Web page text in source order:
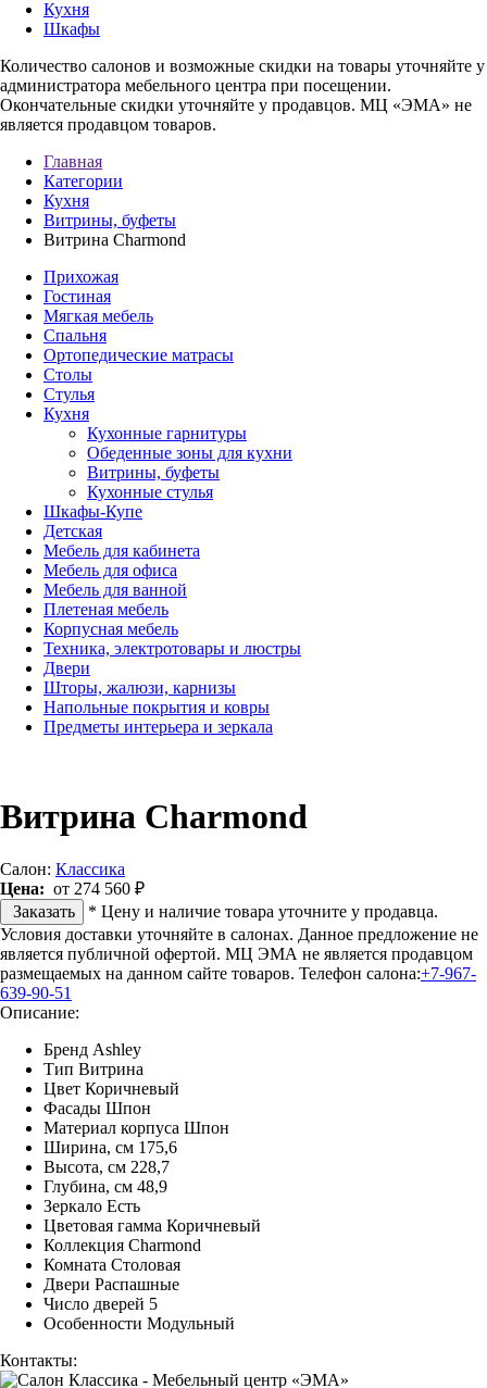
Кухня
Шкафы
Количество салонов и возможные скидки на товары уточняйте у
администратора мебельного центра при посещении.
Окончательные скидки уточняйте у продавцов. МЦ «ЭМА» не
является продавцом товаров.
Главная
Категории
Кухня
Витрины, буфеты
Витрина Charmond
Прихожая
Гостиная
Мягкая мебель
Спальня
Ортопедические матрасы
Столы
Стулья
Кухня
Кухонные гарнитуры
Обеденные зоны для кухни
Витрины, буфеты
Кухонные стулья
Шкафы-Купе
Детская
Мебель для кабинета
Мебель для офиса
Мебель для ванной
Плетеная мебель
Корпусная мебель
Техника, электротовары и люстры
Двери
Шторы, жалюзи, карнизы
Напольные покрытия и ковры
Предметы интерьера и зеркала
Витрина Charmond
Салон: Классика
Цена: от 274 560 ₽
Заказать
* Цену и наличие товара уточните у продавца.
Условия доставки уточняйте в салонах. Данное предложение не
является публичной офертой. МЦ ЭМА не является продавцом
размещаемых на данном сайте товаров. Телефон салона:+7-967-
639-90-51
Описание:
Бренд Ashley
Тип Витрина
Цвет Коричневый
Фасады Шпон
Материал корпуса Шпон
Ширина, см 175,6
Высота, см 228,7
Глубина, см 48,9
Зеркало Есть
Цветовая гамма Коричневый
Коллекция Charmond
Комната Столовая
Двери Распашные
Число дверей 5
Особенности Модульный
Контакты: